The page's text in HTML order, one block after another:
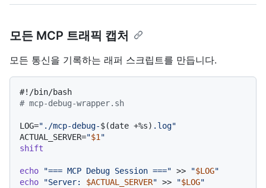
모든 MCP 트래픽 캡처
모든 통신을 기록하는 래퍼 스크립트를 만듭니다.
#!/bin/bash
# mcp-debug-wrapper.sh
LOG="./mcp-debug-$(date +%s) .log"
ACTUAL_SERVER="$1 "
shift
echo "=== MCP Debug Session ===" >> "$LOG"
echo
"Server: $ACTUAL_SERVER" >> "$LOG"